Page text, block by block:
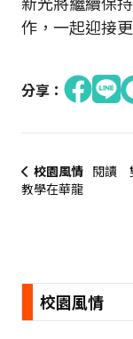
作，一起迎接
分享：
校園風情 閱讀
教學在華龍
:::校園風情